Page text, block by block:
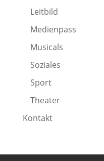
Leitbild
Medienpass
Musicals
Soziales
Sport
Theater
Kontakt